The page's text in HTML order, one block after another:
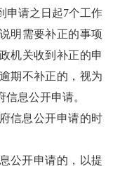
申请之日起7个工作
明需要补正的事项
机关收到补正的申
期不补正的，视为
息公开申请。
信息公开申请的时
公开申请的，以提